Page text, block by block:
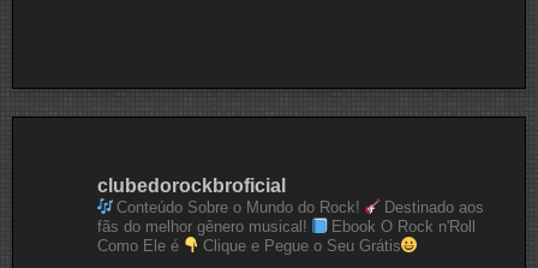
clubedorockbroficial
Conteúdo Sobre o Mundo do Rock!
Destinado aos
fãs do melhor gênero musical!
Ebook O Rock n'Roll
Como Ele é
Clique e Pegue o Seu Grátis